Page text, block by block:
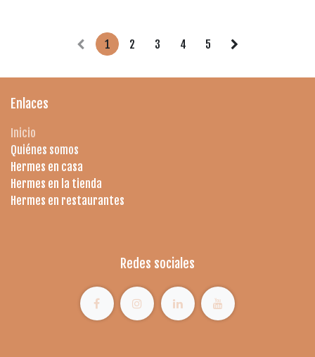
1 2 3 4 5
Enlaces
Inicio
Quiénes somos
Hermes en casa
Hermes en la tienda
Hermes en restaurantes
Redes sociales